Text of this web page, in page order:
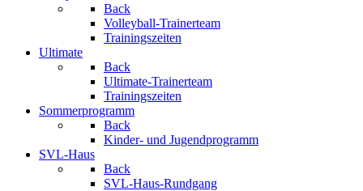
Back
Volleyball-Trainerteam
Trainingszeiten
Ultimate
Back
Ultimate-Trainerteam
Trainingszeiten
Sommerprogramm
Back
Kinder- und Jugendprogramm
SVL-Haus
Back
SVL-Haus-Rundgang